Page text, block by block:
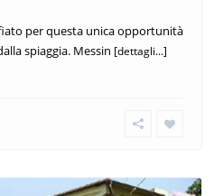
per questa unica opportunità
spiaggia. Messin [dettagli...]